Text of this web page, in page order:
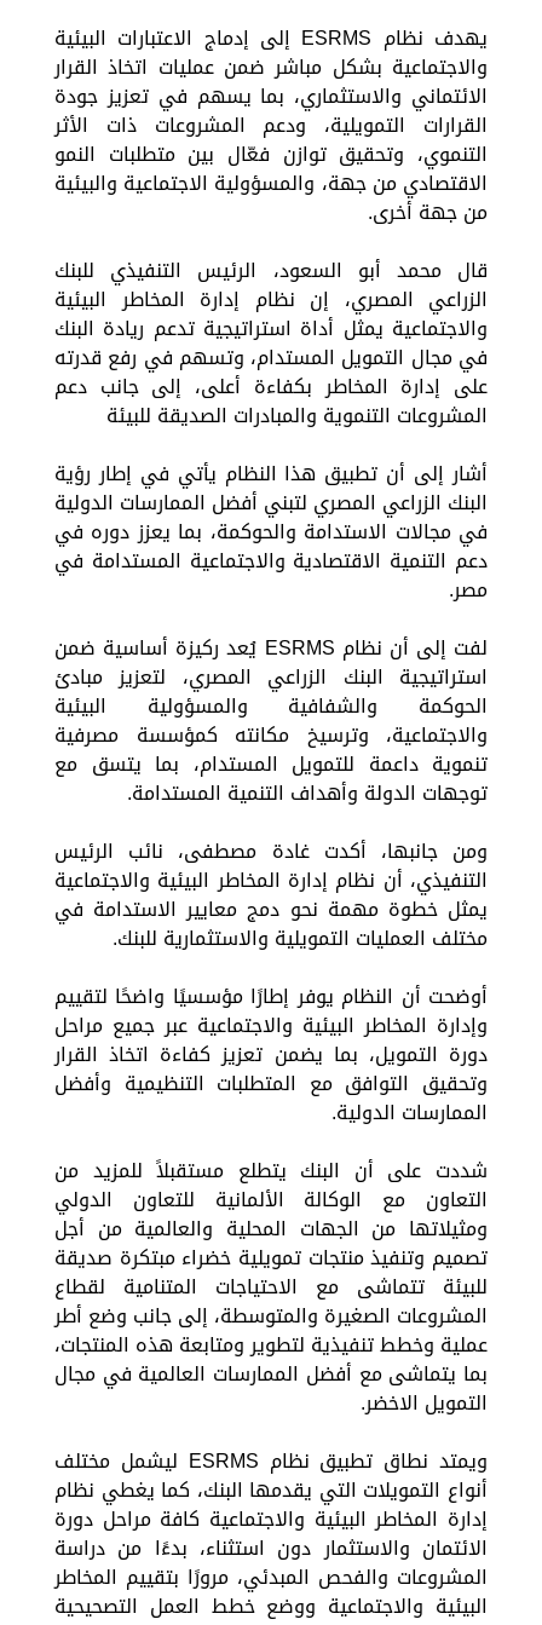
يهدف نظام ESRMS إلى إدماج الاعتبارات البيئية
والاجتماعية بشكل مباشر ضمن عمليات اتخاذ القرار
الائتماني والاستثماري، بما يسهم في تعزيز جودة
القرارات التمويلية، ودعم المشروعات ذات الأثر
التنموي، وتحقيق توازن فعّال بين متطلبات النمو
الاقتصادي من جهة، والمسؤولية الاجتماعية والبيئية
من جهة أخرى.
قال محمد أبو السعود، الرئيس التنفيذي للبنك
الزراعي المصري، إن نظام إدارة المخاطر البيئية
والاجتماعية يمثل أداة استراتيجية تدعم ريادة البنك
في مجال التمويل المستدام، وتسهم في رفع قدرته
على إدارة المخاطر بكفاءة أعلى، إلى جانب دعم
المشروعات التنموية والمبادرات الصديقة للبيئة
أشار إلى أن تطبيق هذا النظام يأتي في إطار رؤية
البنك الزراعي المصري لتبني أفضل الممارسات الدولية
في مجالات الاستدامة والحوكمة، بما يعزز دوره في
دعم التنمية الاقتصادية والاجتماعية المستدامة في
مصر.
لفت إلى أن نظام ESRMS يُعد ركيزة أساسية ضمن
استراتيجية البنك الزراعي المصري، لتعزيز مبادئ
الحوكمة والشفافية والمسؤولية البيئية
والاجتماعية، وترسيخ مكانته كمؤسسة مصرفية
تنموية داعمة للتمويل المستدام، بما يتسق مع
توجهات الدولة وأهداف التنمية المستدامة.
ومن جانبها، أكدت غادة مصطفى، نائب الرئيس
التنفيذي، أن نظام إدارة المخاطر البيئية والاجتماعية
يمثل خطوة مهمة نحو دمج معايير الاستدامة في
مختلف العمليات التمويلية والاستثمارية للبنك.
أوضحت أن النظام يوفر إطارًا مؤسسيًا واضحًا لتقييم
وإدارة المخاطر البيئية والاجتماعية عبر جميع مراحل
دورة التمويل، بما يضمن تعزيز كفاءة اتخاذ القرار
وتحقيق التوافق مع المتطلبات التنظيمية وأفضل
الممارسات الدولية.
شددت على أن البنك يتطلع مستقبلاً للمزيد من
التعاون مع الوكالة الألمانية للتعاون الدولي
ومثيلاتها من الجهات المحلية والعالمية من أجل
تصميم وتنفيذ منتجات تمويلية خضراء مبتكرة صديقة
للبيئة تتماشى مع الاحتياجات المتنامية لقطاع
المشروعات الصغيرة والمتوسطة، إلى جانب وضع أطر
عملية وخطط تنفيذية لتطوير ومتابعة هذه المنتجات،
بما يتماشى مع أفضل الممارسات العالمية في مجال
التمويل الاخضر.
ويمتد نطاق تطبيق نظام ESRMS ليشمل مختلف
أنواع التمويلات التي يقدمها البنك، كما يغطي نظام
إدارة المخاطر البيئية والاجتماعية كافة مراحل دورة
الائتمان والاستثمار دون استثناء، بدءًا من دراسة
المشروعات والفحص المبدئي، مرورًا بتقييم المخاطر
البيئية والاجتماعية ووضع خطط العمل التصحيحية